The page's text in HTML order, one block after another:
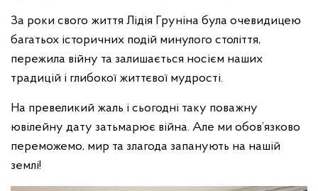
За роки свого життя Лідія Груніна була очевидицею
багатьох історичних подій минулого століття,
пережила війну та залишається носієм наших
традицій і глибокої життєвої мудрості.
На превеликий жаль і сьогодні таку поважну
ювілейну дату затьмарює війна. Але ми обов’язково
переможемо, мир та злагода запанують на нашій
землі!